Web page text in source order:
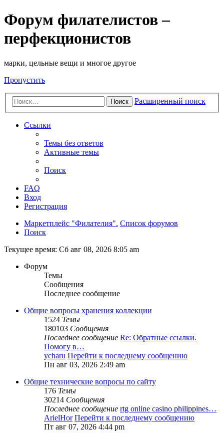
Форум филателистов –
перфекционистов
марки, цельные вещи и многое другое
Пропустить
Поиск Расширенный поиск
Ссылки
Темы без ответов
Активные темы
Поиск
FAQ
Вход
Регистрация
Маркетплейс "Филателия". Список форумов
Поиск
Текущее время: Сб авг 08, 2026 8:05 am
Форум
Темы
Сообщения
Последнее сообщение
Общие вопросы хранения коллекции
1524 Темы
180103 Сообщения
Последнее сообщение Re: Обратные ссылки.
Помогу в…
ycharu Перейти к последнему сообщению
Пн авг 03, 2026 2:49 am
Общие технические вопросы по сайту
176 Темы
30214 Сообщения
Последнее сообщение rtg online casino philippines…
ArielHor Перейти к последнему сообщению
Пт авг 07, 2026 4:44 pm